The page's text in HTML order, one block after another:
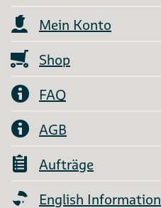
Mein Konto
Shop
FAQ
AGB
Aufträge
English Information